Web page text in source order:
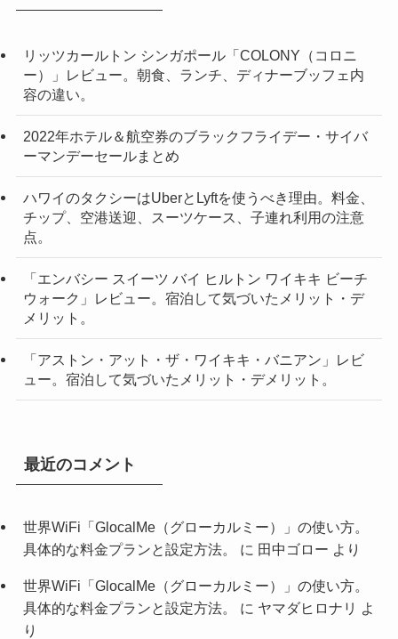
リッツカールトン シンガポール「COLONY（コロニ
ー）」レビュー。朝食、ランチ、ディナーブッフェ内
容の違い。
2022年ホテル＆航空券のブラックフライデー・サイバ
ーマンデーセールまとめ
ハワイのタクシーはUberとLyftを使うべき理由。料金、
チップ、空港送迎、スーツケース、子連れ利用の注意
点。
「エンバシー スイーツ バイ ヒルトン ワイキキ ビーチ
ウォーク」レビュー。宿泊して気づいたメリット・デ
メリット。
「アストン・アット・ザ・ワイキキ・バニアン」レビ
ュー。宿泊して気づいたメリット・デメリット。
最近のコメント
世界WiFi「GlocalMe（グローカルミー）」の使い方。
具体的な料金プランと設定方法。
に 田中ゴロー より
世界WiFi「GlocalMe（グローカルミー）」の使い方。
具体的な料金プランと設定方法。
に ヤマダヒロナリ
よ
り